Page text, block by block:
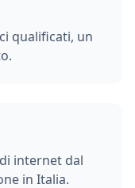
qualificati, un
internet dal
in Italia.